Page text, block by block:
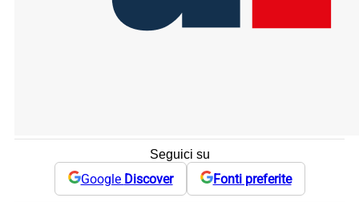
Seguici su
Google Discover Fonti preferite